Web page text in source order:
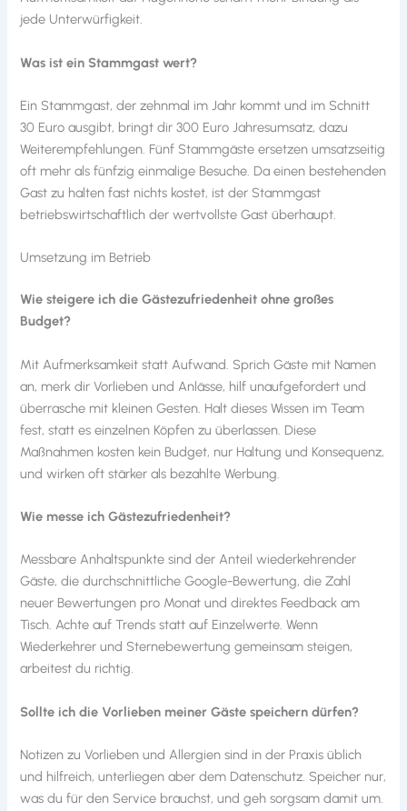
jede Unterwürfigkeit.
Was ist ein Stammgast wert?
Ein Stammgast, der zehnmal im Jahr kommt und im Schnitt
30 Euro ausgibt, bringt dir 300 Euro Jahresumsatz, dazu
Weiterempfehlungen. Fünf Stammgäste ersetzen umsatzseitig
oft mehr als fünfzig einmalige Besuche. Da einen bestehenden
Gast zu halten fast nichts kostet, ist der Stammgast
betriebswirtschaftlich der wertvollste Gast überhaupt.
Umsetzung im Betrieb
Wie steigere ich die Gästezufriedenheit ohne großes
Budget?
Mit Aufmerksamkeit statt Aufwand. Sprich Gäste mit Namen
an, merk dir Vorlieben und Anlässe, hilf unaufgefordert und
überrasche mit kleinen Gesten. Halt dieses Wissen im Team
fest, statt es einzelnen Köpfen zu überlassen. Diese
Maßnahmen kosten kein Budget, nur Haltung und Konsequenz,
und wirken oft stärker als bezahlte Werbung.
Wie messe ich Gästezufriedenheit?
Messbare Anhaltspunkte sind der Anteil wiederkehrender
Gäste, die durchschnittliche Google-Bewertung, die Zahl
neuer Bewertungen pro Monat und direktes Feedback am
Tisch. Achte auf Trends statt auf Einzelwerte. Wenn
Wiederkehrer und Sternebewertung gemeinsam steigen,
arbeitest du richtig.
Sollte ich die Vorlieben meiner Gäste speichern dürfen?
Notizen zu Vorlieben und Allergien sind in der Praxis üblich
und hilfreich, unterliegen aber dem Datenschutz. Speicher nur,
was du für den Service brauchst, und geh sorgsam damit um.